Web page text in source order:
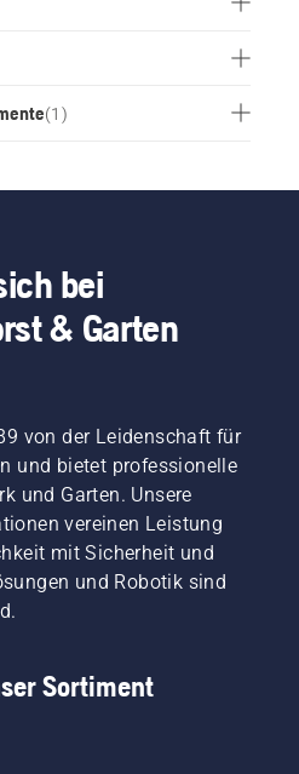
(1 )
bei
& Garten
von der Leidenschaft für
und bietet professionelle
und Garten. Unsere
vereinen Leistung
mit Sicherheit und
und Robotik sind
Sortiment